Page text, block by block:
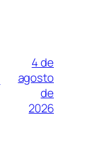
4 de
agosto
de
2026